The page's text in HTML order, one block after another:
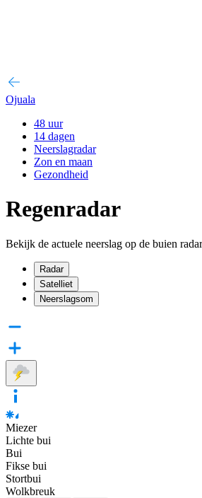
Ojuala
48 uur
14 dagen
Neerslagradar
Zon en maan
Gezondheid
Regenradar
Bekijk de actuele neerslag op de buien
Radar
Satelliet
Neerslagsom
Miezer
Lichte bui
Bui
Fikse bui
Stortbui
Wolkbreuk